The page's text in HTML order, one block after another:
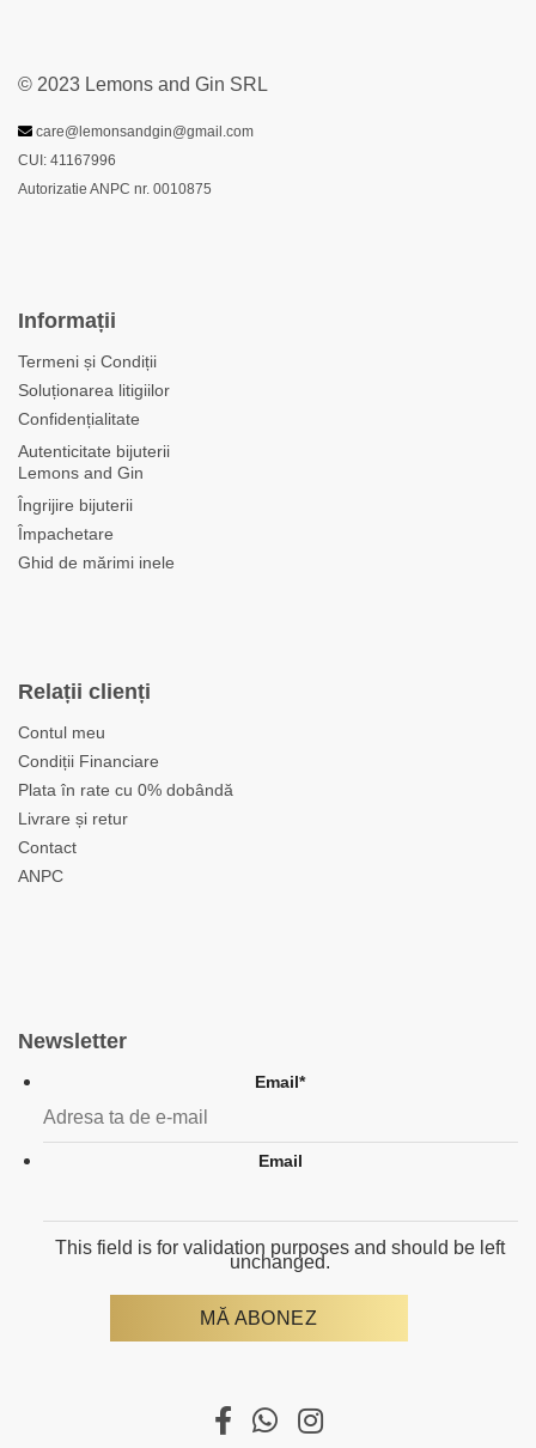
© 2023 Lemons and Gin SRL
care@lemonsandgin@gmail.com
CUI: 41167996
Autorizatie ANPC nr. 0010875
Informații
Termeni și Condiții
Soluționarea litigiilor
Confidențialitate
Autenticitate bijuterii
Lemons and Gin
Îngrijire bijuterii
Împachetare
Ghid de mărimi inele
Relații clienți
Contul meu
Condiții Financiare
Plata în rate cu 0% dobândă
Livrare și retur
Contact
ANPC
Newsletter
Email*
Email
This field is for validation purposes and should be left
unchanged.